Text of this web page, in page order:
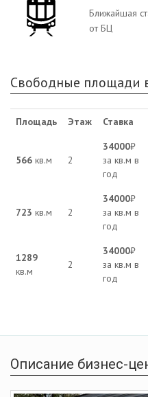
Ближайшая
от БЦ
Свободные площади
Площадь Этаж Ставка
566 кв.м 2
34000₽
за кв.м в
год
723 кв.м 2
34000₽
за кв.м в
год
1289
кв.м
2
34000₽
за кв.м в
год
Описание бизнес-